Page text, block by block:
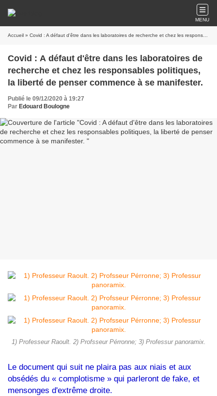
MENU
Accueil » Covid : A défaut d'être dans les laboratoires de recherche et chez les responsables politiques, la liberté de penser commence à se manifester.
Covid : A défaut d'être dans les laboratoires de
recherche et chez les responsables politiques,
la liberté de penser commence à se manifester.
Publié le 09/12/2020 à 19:27
Par Edouard Boulogne
1) Professeur Raoult. 2) Profsseur Pérronne; 3) Professur panoramix.
Le document qui suit ne plaira pas aux niais et aux
obsédés du « complotisme » qui parleront de fake, et
mensonges d'extrême droite.